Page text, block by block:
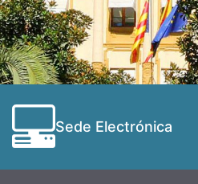
Sede Electrónica